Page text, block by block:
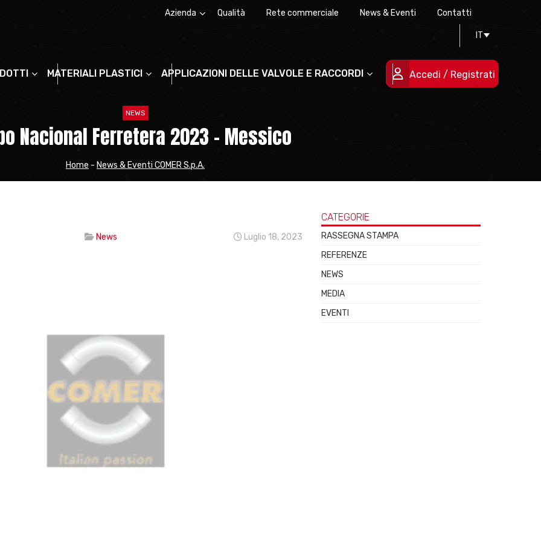
Azienda
Certificazioni di qualità
Progetti cofinanziati
Qualità Rete commerciale News & Eventi Contatti
IT
MATERIALI PLASTICI APPLICAZIONI DELLE VALVOLE E RACCORDI Accedi / Registrati
NEWS
Nacional Ferretera 2023 – Messico
Home - News & Eventi COMER S.p.A.
News Luglio 18, 2023
CATEGORIE
RASSEGNA STAMPA
REFERENZE
NEWS
MEDIA
EVENTI